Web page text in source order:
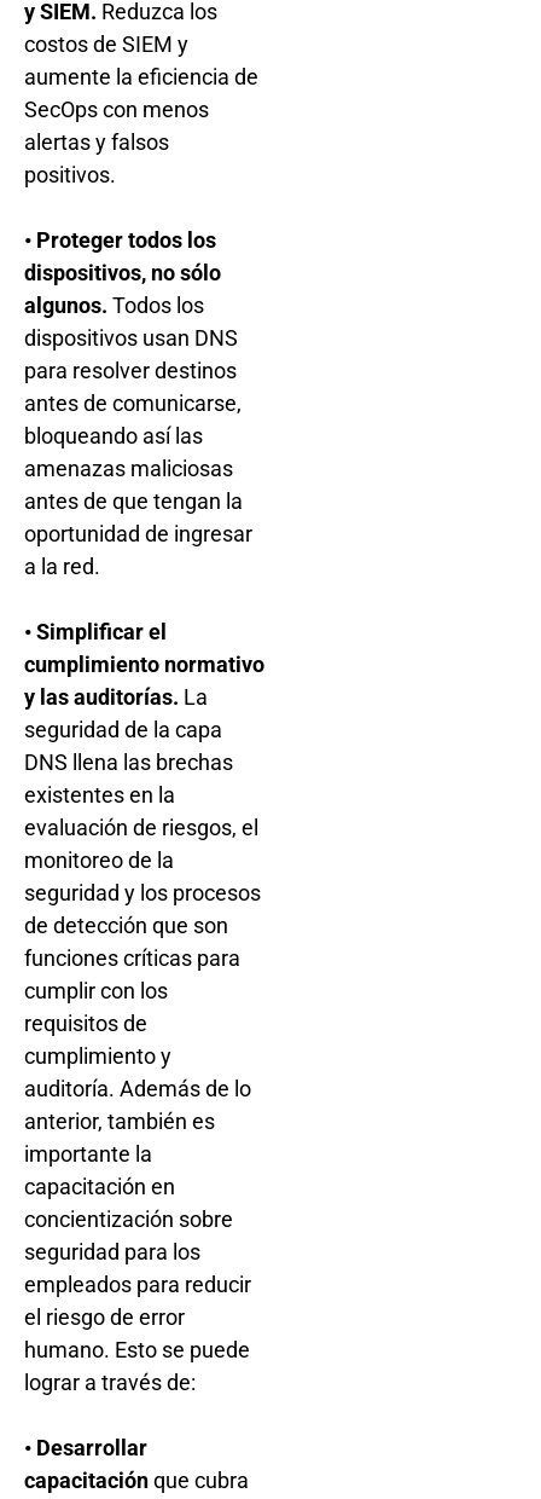
y SIEM. Reduzca los
costos de SIEM y
aumente la eficiencia de
SecOps con menos
alertas y falsos
positivos.
• Proteger todos los
dispositivos, no sólo
algunos. Todos los
dispositivos usan DNS
para resolver destinos
antes de comunicarse,
bloqueando así las
amenazas maliciosas
antes de que tengan la
oportunidad de ingresar
a la red.
• Simplificar el
cumplimiento normativo
y las auditorías. La
seguridad de la capa
DNS llena las brechas
existentes en la
evaluación de riesgos, el
monitoreo de la
seguridad y los procesos
de detección que son
funciones críticas para
cumplir con los
requisitos de
cumplimiento y
auditoría. Además de lo
anterior, también es
importante la
capacitación en
concientización sobre
seguridad para los
empleados para reducir
el riesgo de error
humano. Esto se puede
lograr a través de:
• Desarrollar
capacitaciónque cubra